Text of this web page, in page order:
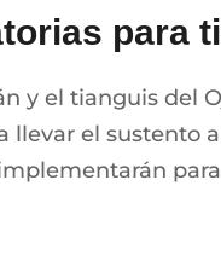
para
y el tianguis del
llevar el sustento